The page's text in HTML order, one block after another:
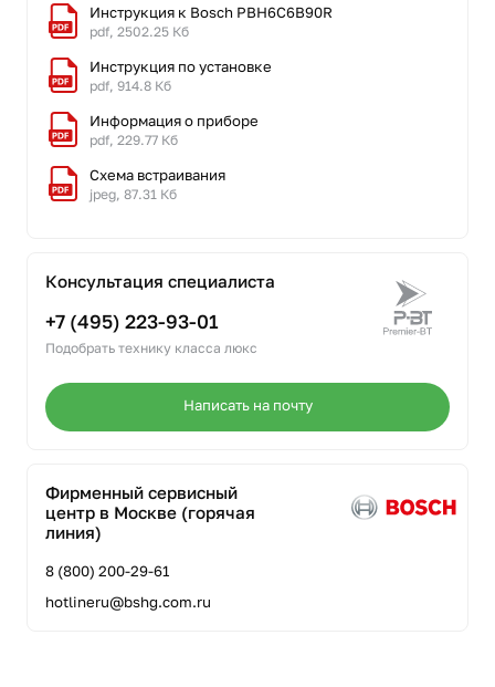
Инструкция к Bosch PBH6C6B90R
pdf, 2502.25 Кб
Инструкция по установке
pdf, 914.8 Кб
Информация о приборе
pdf, 229.77 Кб
Схема встраивания
jpeg, 87.31 Кб
Консультация специалиста
+7 (495) 223-93-01
Подобрать технику класса люкс
Написать на почту
Фирменный сервисный
центр в Москве (горячая
линия)
8 (800) 200-29-61
hotlineru@bshg.com.ru